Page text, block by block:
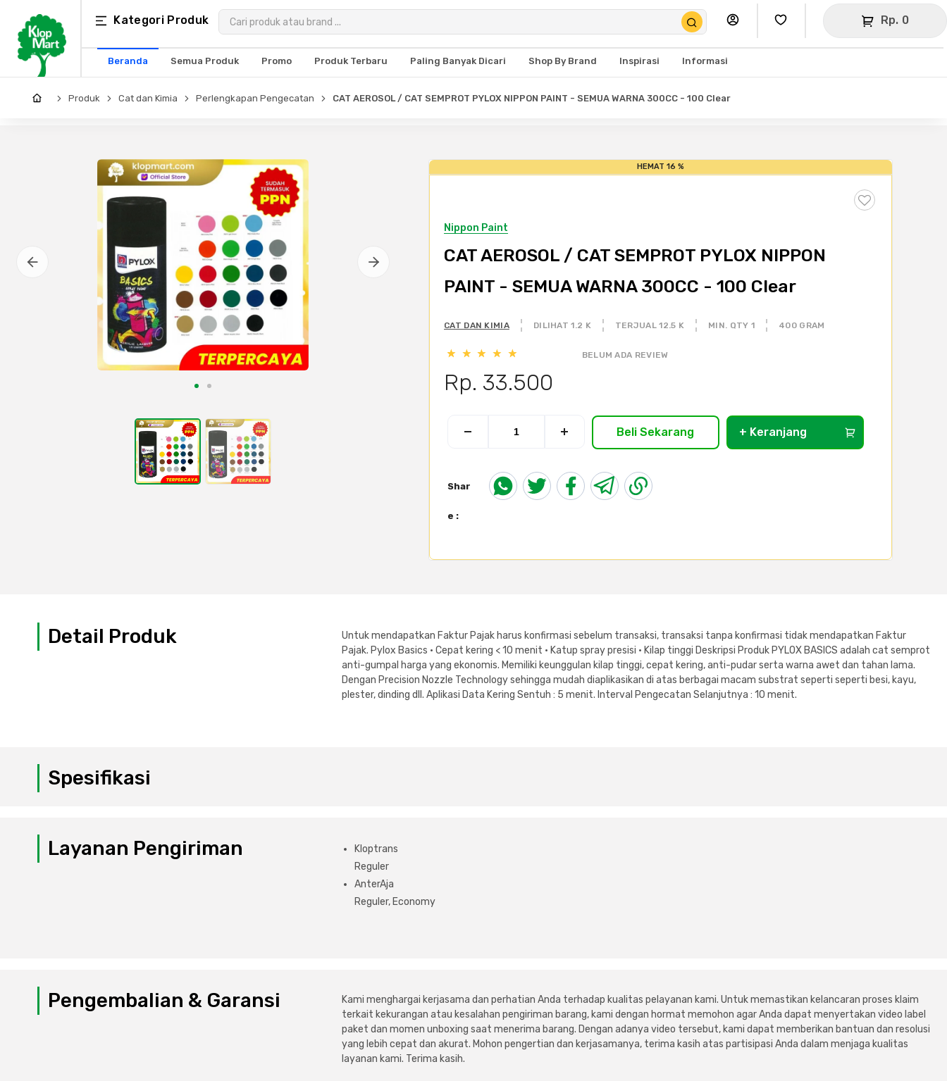
Kategori Produk Rp. 0
Beranda Semua Produk Promo Produk Terbaru Paling Banyak Dicari Shop By Brand Inspirasi Informasi
Kategori
Produk
Arsitektur
Produk Cat dan Kimia Perlengkapan Pengecatan CAT AEROSOL / CAT SEMPROT PYLOX NIPPON PAINT - SEMUA WARNA 300CC - 100 Clear
HEMAT 16 %
Nippon Paint
CAT AEROSOL / CAT SEMPROT PYLOX NIPPON
PAINT - SEMUA WARNA 300CC - 100 Clear
CAT DAN KIMIA DILIHAT 1.2 K TERJUAL 12.5 K MIN. QTY 1 400 GRAM
BELUM ADA REVIEW
Rp. 33.500
Beli Sekarang + Keranjang
Shar
e :
Detail Produk
Untuk mendapatkan Faktur Pajak harus konfirmasi sebelum transaksi, transaksi tanpa konfirmasi tidak mendapatkan Faktur
Pajak. Pylox Basics • Cepat kering < 10 menit • Katup spray presisi • Kilap tinggi Deskripsi Produk PYLOX BASICS adalah cat semprot
anti-gumpal harga yang ekonomis. Memiliki keunggulan kilap tinggi, cepat kering, anti-pudar serta warna awet dan tahan lama.
Dengan Precision Nozzle Technology sehingga mudah diaplikasikan di atas berbagai macam substrat seperti seperti besi, kayu,
plester, dinding dll. Aplikasi Data Kering Sentuh : 5 menit. Interval Pengecatan Selanjutnya : 10 menit.
Spesifikasi
Layanan Pengiriman
Kloptrans
Reguler
AnterAja
Reguler, Economy
Pengembalian & Garansi
Kami menghargai kerjasama dan perhatian Anda terhadap kualitas pelayanan kami. Untuk memastikan kelancaran proses klaim
terkait kekurangan atau kesalahan pengiriman barang, kami dengan hormat memohon agar Anda dapat menyertakan video label
paket dan momen unboxing saat menerima barang. Dengan adanya video tersebut, kami dapat memberikan bantuan dan resolusi
yang lebih cepat dan akurat. Mohon pengertian dan kerjasamanya, terima kasih atas partisipasi Anda dalam menjaga kualitas
layanan kami. Terima kasih.